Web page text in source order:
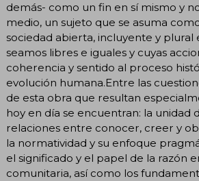
demás- como un fin en sí mismo y
medio, un sujeto que se asuma
sociedad abierta, incluyente y plural
seamos libres e iguales y cuyas
coherencia y sentido al proceso
evolución humana.Entre las
de esta obra que resultan
hoy en día se encuentran: la unidad
relaciones entre conocer, creer y
la normatividad y su enfoque
el significado y el papel de la razón
comunitaria, así como los